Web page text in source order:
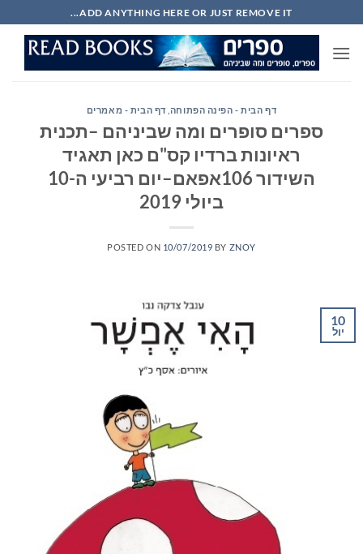
to
content
ADD ANYTHING HERE OR JUST REMOVE IT...
דף הבית - הפינה הפתוחה דף הבית - מאמרים
ספרים סופרים ומה שביניהם –תכנית
ראיונות ברדיו קס"ם כאן תאגיד
השידור 106אפאם–יום רביעי ה-10
ביולי 2019
POSTED ON 10/07/2019 BY ZNOY
10
יול